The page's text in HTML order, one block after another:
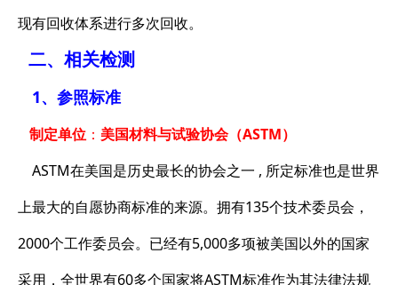
现有回收体系进行多次回收。
二、相关检测
1、参照标准
制定单位 ： 美国材料与试验协会（ASTM）
ASTM在美国是历史最长的协会之一 , 所定标准也是世界
上最大的自愿协商标准的来源。拥有135个技术委员会，
2000个工作委员会。已经有5,000多项被美国以外的国家
采用，全世界有60多个国家将ASTM标准作为其法律法规